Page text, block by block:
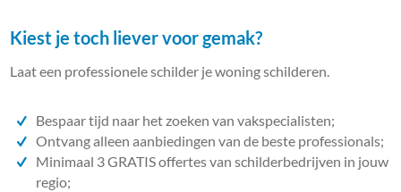
Kiest je toch liever voor gemak?
Laat een professionele schilder je woning schilderen.
Bespaar tijd naar het zoeken van vakspecialisten;
Ontvang alleen aanbiedingen van de beste professionals;
Minimaal 3 GRATIS offertes van schilderbedrijven in jouw
regio;